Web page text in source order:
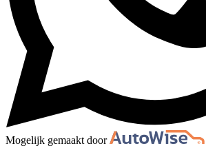
Mogelijk gemaakt door